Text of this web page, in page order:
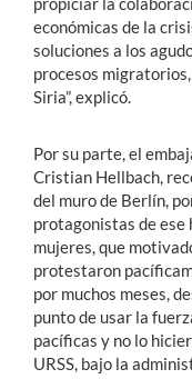
económicas de la
soluciones a los
procesos
Siria”, explicó.
Por su parte, el
Cristian Hellbach,
del muro de Berlín,
protagonistas de ese
mujeres, que
protestaron
por muchos meses,
punto de usar la
pacíficas y no lo
URSS, bajo la